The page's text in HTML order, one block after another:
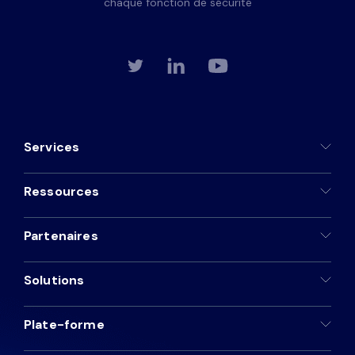
Services
Ressources
Partenaires
Solutions
Plate-forme